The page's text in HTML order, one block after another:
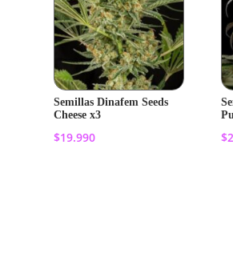
Semillas Dinafem Seeds
Cheese x3
$19.990 $